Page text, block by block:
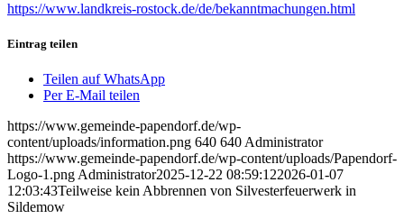
https://www.landkreis-rostock.de/de/bekanntmachungen.html
Eintrag teilen
Teilen auf WhatsApp
Per E-Mail teilen
https://www.gemeinde-papendorf.de/wp-
content/uploads/information.png 640 640 Administrator
https://www.gemeinde-papendorf.de/wp-content/uploads/Papendorf-
Logo-1.png Administrator2025-12-22 08:59:122026-01-07
12:03:43Teilweise kein Abbrennen von Silvesterfeuerwerk in
Sildemow